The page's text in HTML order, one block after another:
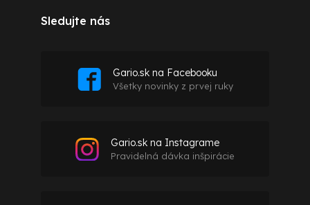
Sledujte nás
Gario.sk na Facebooku
Všetky novinky z prvej ruky
Gario.sk na Instagrame
Pravidelná dávka inšpirácie